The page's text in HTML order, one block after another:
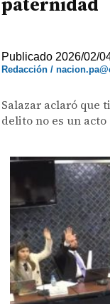
Publicado 2026/02/
Redacción /
Salazar aclaró que
delito no es un